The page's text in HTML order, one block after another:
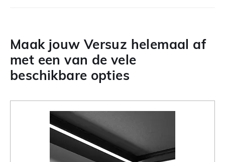
Maak jouw Versuz helemaal af
met een van de vele
beschikbare opties